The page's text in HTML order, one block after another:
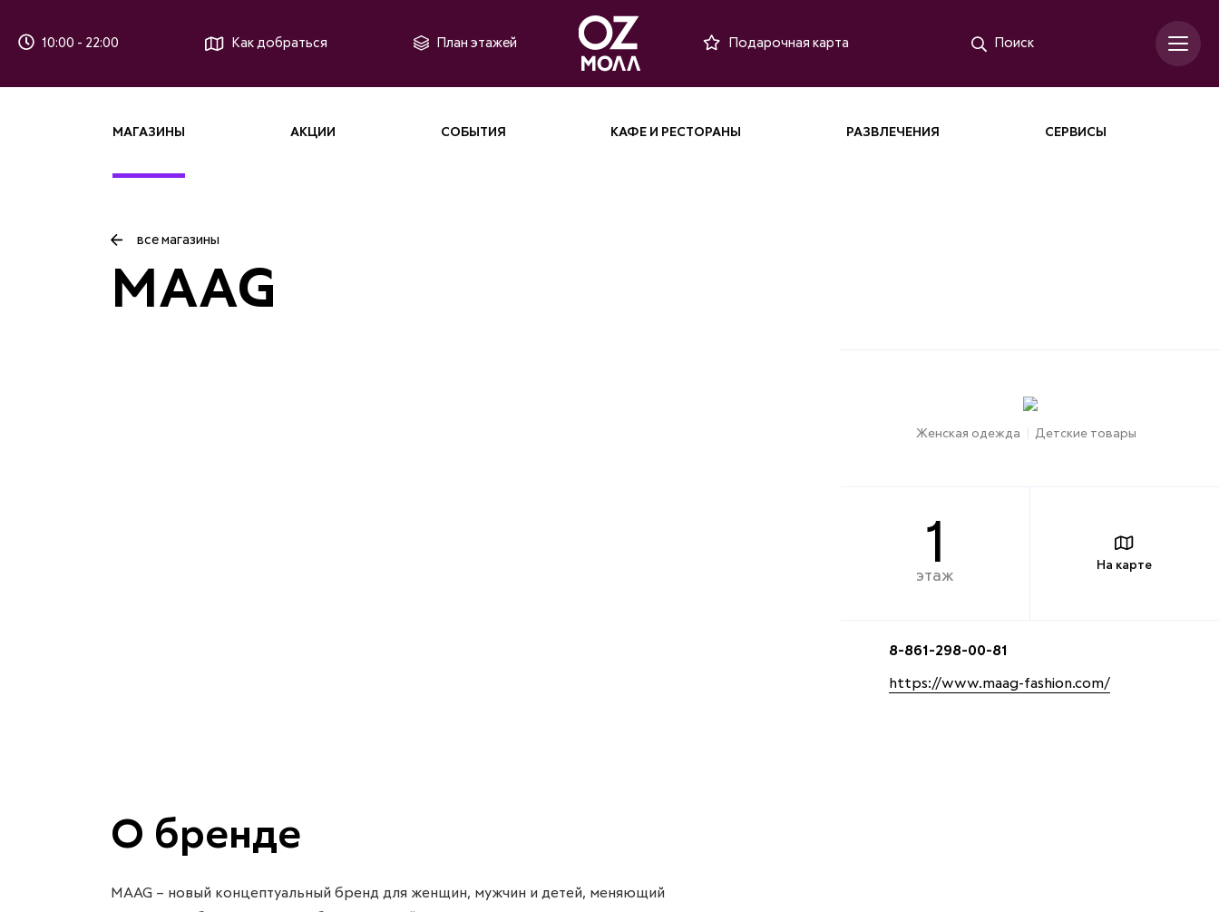
10:00 - 22:00 Как добраться План этажей Подарочная карта Поиск
МАГАЗИНЫ АКЦИИ СОБЫТИЯ КАФЕ И РЕСТОРАНЫ РАЗВЛЕЧЕНИЯ СЕРВИСЫ
все магазины
MAAG
Женская одежда Детские товары
1
этаж
На карте
8-861-298-00-81
https://www.maag-fashion.com/
О бренде
MAAG – новый концептуальный бренд для женщин, мужчин и детей, меняющий